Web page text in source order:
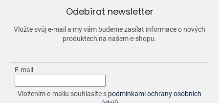
Odebírat newsletter
Vložte svůj e-mail a my vám budeme zasílat informace o nových
produktech na našem e-shopu.
E-mail
Vložením e-mailu souhlasíte s podmínkami ochrany osobních